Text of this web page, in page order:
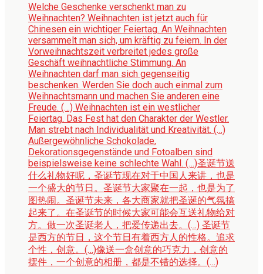
Welche Geschenke verschenkt man zu
Weihnachten? Weihnachten ist jetzt auch für
Chinesen ein wichtiger Feiertag. An Weihnachten
versammelt man sich, um kräftig zu feiern. In der
Vorweihnachtszeit verbreitet jedes große
Geschäft weihnachtliche Stimmung. An
Weihnachten darf man sich gegenseitig
beschenken. Werden Sie doch auch einmal zum
Weihnachtsmann und machen Sie anderen eine
Freude. (…) Weihnachten ist ein westlicher
Feiertag. Das Fest hat den Charakter der Westler.
Man strebt nach Individualität und Kreativität. (…)
Außergewöhnliche Schokolade,
Dekorationsgegenstände und Fotoalben sind
beispielsweise keine schlechte Wahl. (…)圣诞节送
什么礼物好呢，圣诞节现在对于中国人来讲，也是
一个盛大的节日。圣诞节大家聚在一起，也是为了
图热闹。圣诞节未来，各大商家就把圣诞的气氛搞
起来了。在圣诞节的时候大家可能会互送礼物给对
方。做一次圣诞老人，把爱传递出去。(…) 圣诞节
是西方的节日，这个节日有着西方人的性格。追求
个性，创意。(…)像送一盒创意的巧克力，创意的
摆件，一个创意的相册，都是不错的选择。(…)